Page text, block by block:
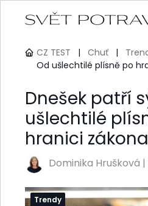
CZ TEST | Chuť |
Od ušlechtilé plísně po
Dnešek patří
ušlechtilé
hranici zákona
Dominika Hrušková |
Trendy